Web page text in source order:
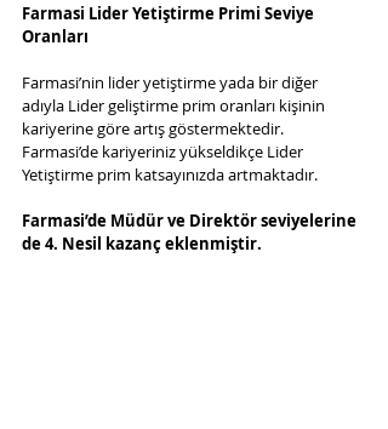
Farmasi Lider Yetiştirme Primi Seviye
Oranları
Farmasi’nin lider yetiştirme yada bir diğer
adıyla Lider geliştirme prim oranları kişinin
kariyerine göre artış göstermektedir.
Farmasi’de kariyeriniz yükseldikçe Lider
Yetiştirme prim katsayınızda artmaktadır.
Farmasi’de Müdür ve Direktör seviyelerine
de 4. Nesil kazanç eklenmiştir.